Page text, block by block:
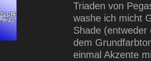
Triaden von
washe ich micht
Shade
dem
einmal Akzente